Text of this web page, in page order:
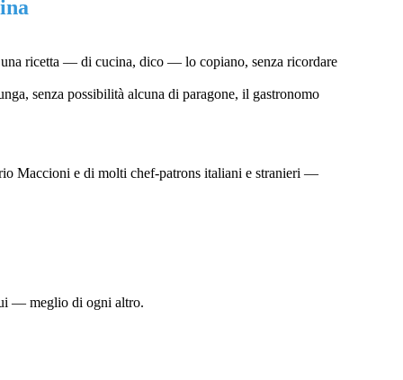
ricetta — di cucina, dico — lo copiano, senza ricordare
senza possibilità alcuna di paragone, il gastronomo
Maccioni e di molti chef-patrons italiani e stranieri —
— meglio di ogni altro.